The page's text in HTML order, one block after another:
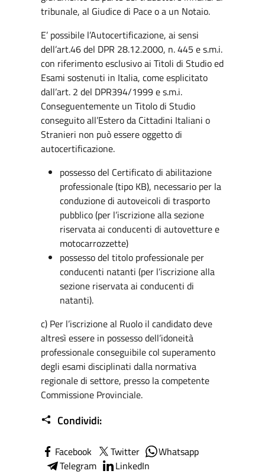
tribunale, al Giudice di Pace o a un Notaio.
E’ possibile l’Autocertificazione, ai sensi
dell’art.46 del DPR 28.12.2000, n. 445 e s.m.i.
con riferimento esclusivo ai Titoli di Studio ed
Esami sostenuti in Italia, come esplicitato
dall’art. 2 del DPR394/1999 e s.m.i.
Conseguentemente un Titolo di Studio
conseguito all’Estero da Cittadini Italiani o
Stranieri non può essere oggetto di
autocertificazione.
possesso del Certificato di abilitazione
professionale (tipo KB), necessario per la
conduzione di autoveicoli di trasporto
pubblico (per l’iscrizione alla sezione
riservata ai conducenti di autovetture e
motocarrozzette)
possesso del titolo professionale per
conducenti natanti (per l’iscrizione alla
sezione riservata ai conducenti di
natanti).
c) Per l’iscrizione al Ruolo il candidato deve
altresì essere in possesso dell’idoneità
professionale conseguibile col superamento
degli esami disciplinati dalla normativa
regionale di settore, presso la competente
Commissione Provinciale.
Condividi:
Facebook Twitter
Whatsapp
Telegram
LinkedIn